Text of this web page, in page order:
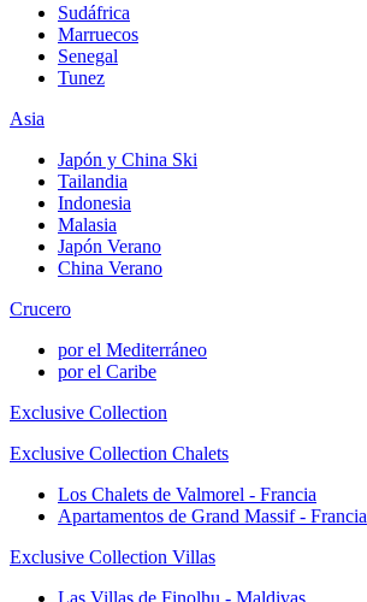
Sudáfrica
Marruecos
Senegal
Tunez
Asia
Japón y China Ski
Tailandia
Indonesia
Malasia
Japón Verano
China Verano
Crucero
por el Mediterráneo
por el Caribe
Exclusive Collection
Exclusive Collection Chalets
Los Chalets de Valmorel - Francia
Apartamentos de Grand Massif - Francia
Exclusive Collection Villas
Las Villas de Finolhu - Maldivas